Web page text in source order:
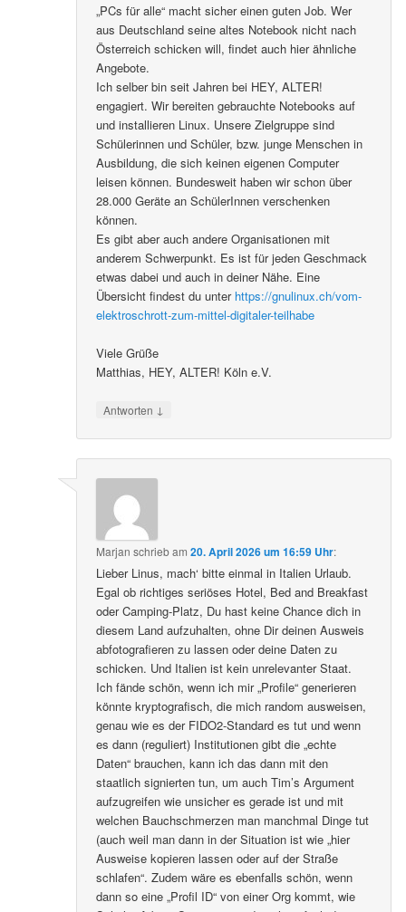
„PCs für alle“ macht sicher einen guten Job. Wer
aus Deutschland seine altes Notebook nicht nach
Österreich schicken will, findet auch hier ähnliche
Angebote.
Ich selber bin seit Jahren bei HEY, ALTER!
engagiert. Wir bereiten gebrauchte Notebooks auf
und installieren Linux. Unsere Zielgruppe sind
Schülerinnen und Schüler, bzw. junge Menschen in
Ausbildung, die sich keinen eigenen Computer
leisen können. Bundesweit haben wir schon über
28.000 Geräte an SchülerInnen verschenken
können.
Es gibt aber auch andere Organisationen mit
anderem Schwerpunkt. Es ist für jeden Geschmack
etwas dabei und auch in deiner Nähe. Eine
Übersicht findest du unter https://gnulinux.ch/vom-
elektroschrott-zum-mittel-digitaler-teilhabe
Viele Grüße
Matthias, HEY, ALTER! Köln e.V.
Antworten ↓
Marjan schriebam20. April 2026 um 16:59 Uhr:
Lieber Linus, mach‘ bitte einmal in Italien Urlaub.
Egal ob richtiges seriöses Hotel, Bed and Breakfast
oder Camping-Platz, Du hast keine Chance dich in
diesem Land aufzuhalten, ohne Dir deinen Ausweis
abfotografieren zu lassen oder deine Daten zu
schicken. Und Italien ist kein unrelevanter Staat.
Ich fände schön, wenn ich mir „Profile“ generieren
könnte kryptografisch, die mich random ausweisen,
genau wie es der FIDO2-Standard es tut und wenn
es dann (reguliert) Institutionen gibt die „echte
Daten“ brauchen, kann ich das dann mit den
staatlich signierten tun, um auch Tim’s Argument
aufzugreifen wie unsicher es gerade ist und mit
welchen Bauchschmerzen man manchmal Dinge tut
(auch weil man dann in der Situation ist wie „hier
Ausweise kopieren lassen oder auf der Straße
schlafen“. Zudem wäre es ebenfalls schön, wenn
dann so eine „Profil ID“ von einer Org kommt, wie